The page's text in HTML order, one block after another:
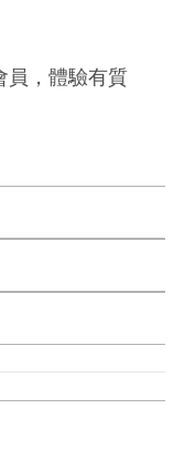
員，體驗有質